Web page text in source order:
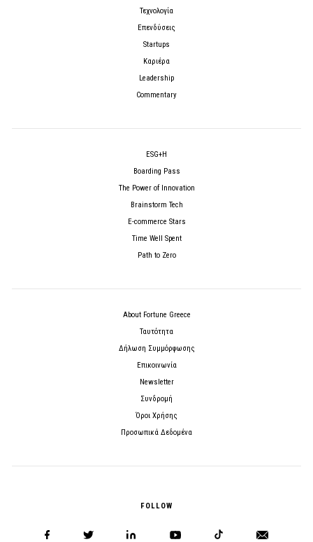
Τεχνολογία
Επενδύσεις
Startups
Καριέρα
Leadership
Commentary
ESG+H
Boarding Pass
The Power of Innovation
Brainstorm Tech
E-commerce Stars
Time Well Spent
Path to Zero
About Fortune Greece
Ταυτότητα
Δήλωση Συμμόρφωσης
Επικοινωνία
Newsletter
Συνδρομή
Όροι Χρήσης
Προσωπικά Δεδομένα
FOLLOW